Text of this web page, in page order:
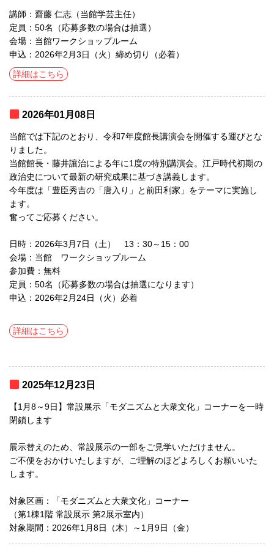
講師：齋藤 仁志（当館学芸主任）
定員：50名（応募多数の場合は抽選）
会場：当館ワークショップルーム
申込：2026年2月3日（火）締め切り（必着）
詳細はこちら
2026年01月08日
当館では下記のとおり、令和7年度館長講演会を開催する運びとな
りました。
当館館長・藤井讓治による年に1度の特別講演会。江戸時代初期の
政治史について最新の研究成果に基づき講義します。
今年度は「豊臣秀吉の「唐入り」と前田利家」をテーマに実施し
ます。
奮ってご応募ください。
日時：2026年3月7日（土） 13：30～15：00
会場：当館 ワークショップルーム
参加費：無料
定員：50名（応募多数の場合は抽選になります）
申込：2026年2月24日（火）必着
詳細はこちら
2025年12月23日
【1月8～9日】常設展示「モダニズムと大衆文化」コーナーを一時
閉鎖します
展示替えのため、常設展示の一部をご見学いただけません。
ご不便をおかけいたしますが、ご理解のほどよろしくお願いいた
します。
対象区画：「モダニズムと大衆文化」コーナー
（第1棟1階 常設展示 第2展示室内）
対象期間：2026年1月8日（木）～1月9日（金）